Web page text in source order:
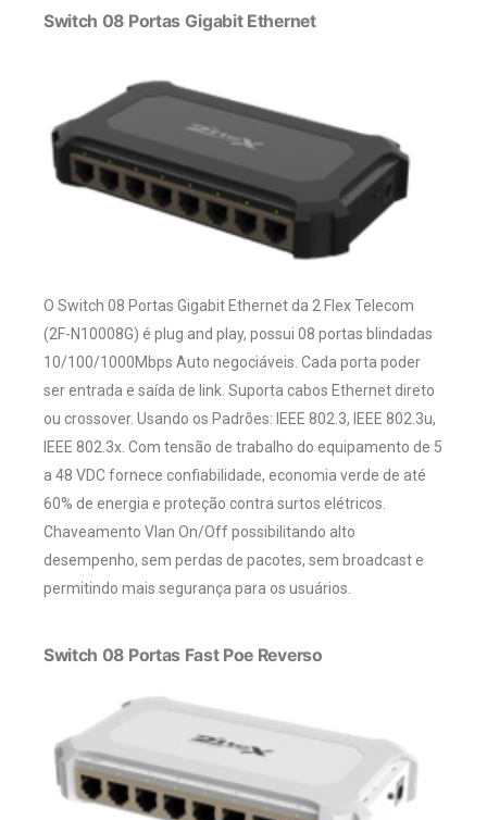
Switch 08 Portas Gigabit Ethernet
O Switch 08 Portas Gigabit Ethernet da 2 Flex Telecom
(2F-N10008G) é plug and play, possui 08 portas blindadas
10/100/1000Mbps Auto negociáveis. Cada porta poder
ser entrada e saída de link. Suporta cabos Ethernet direto
ou crossover. Usando os Padrões: IEEE 802.3, IEEE 802.3u,
IEEE 802.3x. Com tensão de trabalho do equipamento de 5
a 48 VDC fornece confiabilidade, economia verde de até
60% de energia e proteção contra surtos elétricos.
Chaveamento Vlan On/Off possibilitando alto
desempenho, sem perdas de pacotes, sem broadcast e
permitindo mais segurança para os usuários.
Switch 08 Portas Fast Poe Reverso